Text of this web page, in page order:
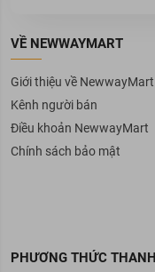
Mặt nạ chống lão hóa
Mask REX
Gluconolactone, Bifida
khả năng giữ ẩm tuyệt
Lưu ý
Bao bì sản phẩm có
xuất. Thành phần
Khách hàng lưu ý
thể đảm bảo phù hợp
bộ khuôn mặt.
VỀ NEWWAYMART
Giới thiệu về NewwayMart
Kênh người bán
Điều khoản NewwayMart
Chính sách bảo mật
PHƯƠNG THỨC